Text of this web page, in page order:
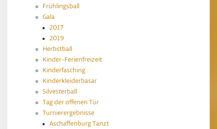
Frühlingsball
Gala
2017
2019
Herbstball
Kinder-Ferienfreizeit
Kinderfasching
Kinderkleiderbasar
Silvesterball
Tag der offenen Tür
Turnierergebnisse
Aschaffenburg Tanzt